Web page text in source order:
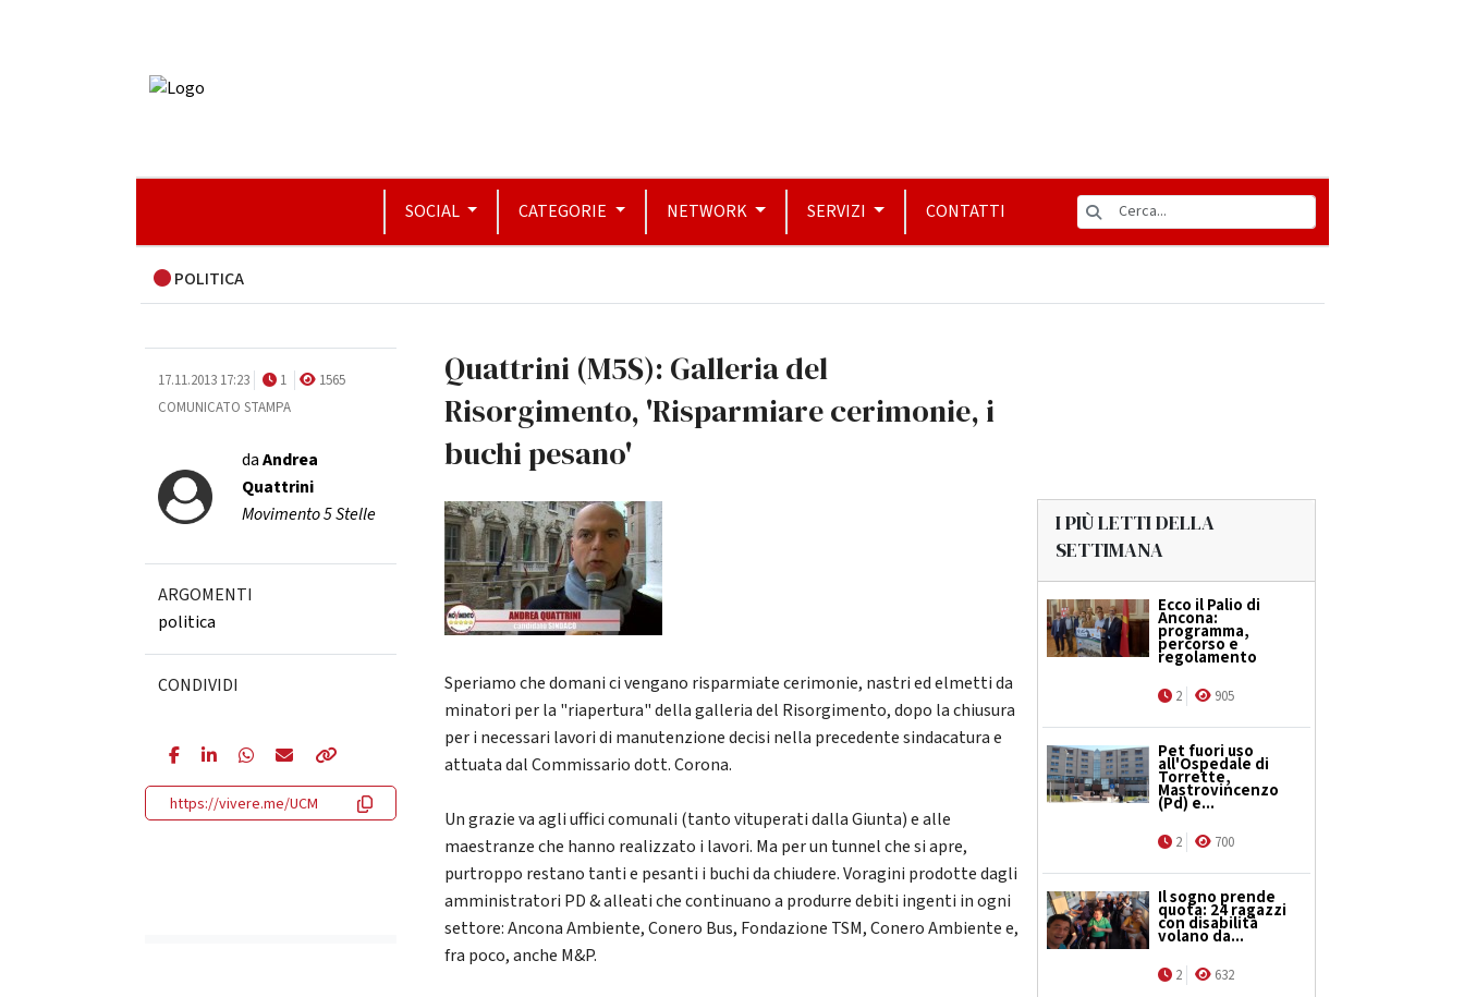
SOCIAL CATEGORIE NETWORK SERVIZI CONTATTI
POLITICA
17.11.2013 17:23 1
1565
COMUNICATO STAMPA
daAndrea
Quattrini
Movimento 5 Stelle
ARGOMENTI
politica
CONDIVIDI
https://vivere.me/UCM
Quattrini (M5S): Galleria del
Risorgimento, 'Risparmiare cerimonie, i
buchi pesano'
Speriamo che domani ci vengano risparmiate cerimonie, nastri ed elmetti da
minatori per la "riapertura" della galleria del Risorgimento, dopo la chiusura
per i necessari lavori di manutenzione decisi nella precedente sindacatura e
attuata dal Commissario dott. Corona.
Un grazie va agli uffici comunali (tanto vituperati dalla Giunta) e alle
maestranze che hanno realizzato i lavori. Ma per un tunnel che si apre,
purtroppo restano tanti e pesanti i buchi da chiudere. Voragini prodotte dagli
amministratori PD & alleati che continuano a produrre debiti ingenti in ogni
settore: Ancona Ambiente, Conero Bus, Fondazione TSM, Conero Ambiente e,
fra poco, anche M&P.
I PIÙ LETTI DELLA
SETTIMANA
Ecco il Palio di
Ancona:
programma,
percorso e
regolamento
2 905
Pet fuori uso
all'Ospedale di
Torrette,
Mastrovincenzo
(Pd) e...
2 700
Il sogno prende
quota: 24 ragazzi
con disabilità
volano da...
2 632